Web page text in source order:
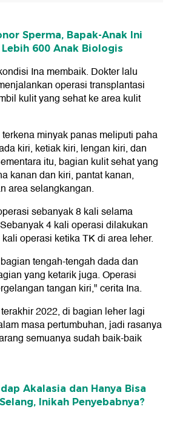
Sperma, Bapak-Anak Ini
600 Anak Biologis
Ina membaik. Dokter lalu
operasi transplantasi
kulit yang sehat ke area kulit
minyak panas meliputi paha
kiri, ketiak kiri, lengan kiri, dan
itu, bagian kulit sehat yang
kanan dan kiri, pantat kanan,
area selangkangan.
sebanyak 8 kali selama
4 kali operasi dilakukan
operasi ketika TK di area leher.
tengah-tengah dada dan
yang ketarik juga. Operasi
tangan kiri," cerita Ina.
2022, di bagian leher lagi
masa pertumbuhan, jadi rasanya
semuanya sudah baik-baik
Akalasia dan Hanya Bisa
Inikah Penyebabnya?